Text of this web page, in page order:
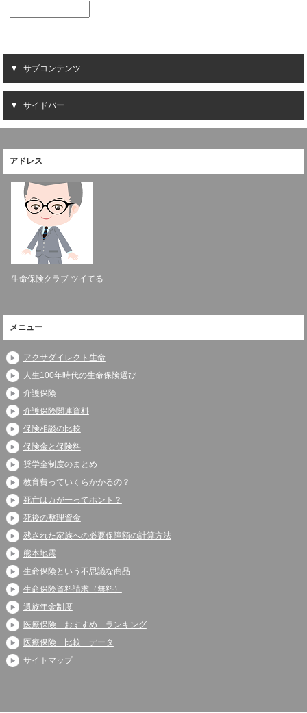
サブコンテンツ
サイドバー
アドレス
生命保険クラブ ツイてる
メニュー
アクサダイレクト生命
人生100年時代の生命保険選び
介護保険
介護保険関連資料
保険相談の比較
保険金と保険料
奨学金制度のまとめ
教育費っていくらかかるの？
死亡は万が一ってホント？
死後の整理資金
残された家族への必要保障額の計算方法
熊本地震
生命保険という不思議な商品
生命保険資料請求（無料）
遺族年金制度
医療保険 おすすめ ランキング
医療保険 比較 データ
サイトマップ